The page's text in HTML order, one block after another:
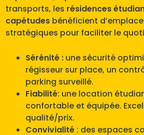
transports, les résidences
capétudes bénéficient
stratégiques pour faciliter le
Sérénité : une sécurité
régisseur sur place, un
parking surveillé.
Fiabilité: une location
confortable et équipée.
qualité/prix.
Convivialité : des espaces